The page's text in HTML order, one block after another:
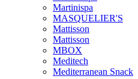
Martinispa
MASQUELIER'S
Mattisson
Mattisson
MBOX
Meditech
Mediterranean Snack